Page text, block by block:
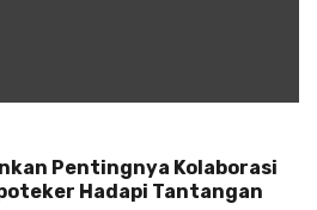
Pentingnya Kolaborasi
Hadapi Tantangan